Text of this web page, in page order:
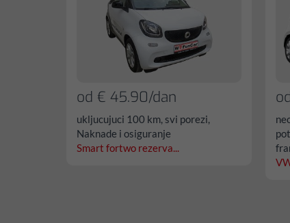
od € 45.90/dan
ukljucujuci 100 km, svi porezi,
Naknade i osiguranje
Smart fortwo rezerva...